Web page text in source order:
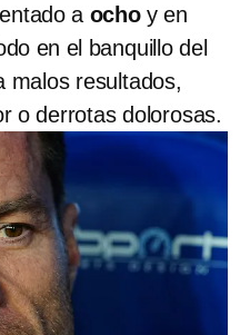
a ochoy en
en el banquillo del
malos resultados,
o derrotas dolorosas.